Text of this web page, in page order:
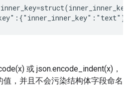
或 json.encode_indent(x)，
，并且不会污染结构体字段命名